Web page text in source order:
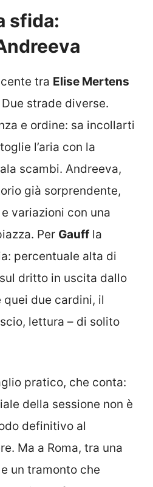
sfida:
tra Elise Mertens
Due strade diverse.
e ordine: sa incollarti
l’aria con la
scambi. Andreeva,
già sorprendente,
variazioni con una
Per Gauff la
percentuale alta di
dritto in uscita dallo
quei due cardini, il
lettura – di solito
pratico, che conta:
della sessione non è
definitivo al
Ma a Roma, tra una
un tramonto che